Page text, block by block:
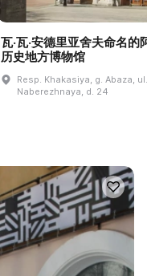
瓦·瓦·安德里亚舍夫命名的
历史地方博物馆
Resp. Khakasiya, g. Abaza, ul.
Naberezhnaya, d. 24